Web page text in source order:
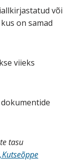
või
on samad
viieks
tasu